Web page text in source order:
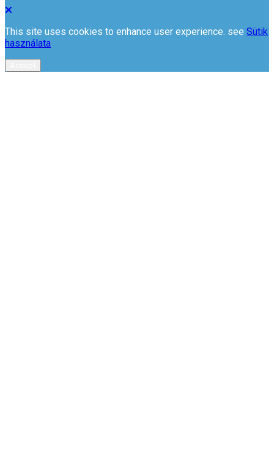
This site uses cookies to enhance user experience. see Sütik
használata